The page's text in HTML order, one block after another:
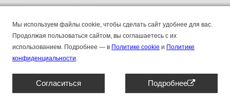
ПК "АВТООКА", ИНН 2130211045, КПП 213001001,
ОГРН 1192130006155
Отзывы
Штрафы
Основные
Контакты
Наши новости и блог
Мы используем файлы cookie, чтобы сделать сайт удобнее для вас.
Продолжая пользоваться сайтом, вы соглашаетесь с их
использованием. Подробнее — в Политике cookie и Политике
конфиденциальности.
Согласиться Подробнее